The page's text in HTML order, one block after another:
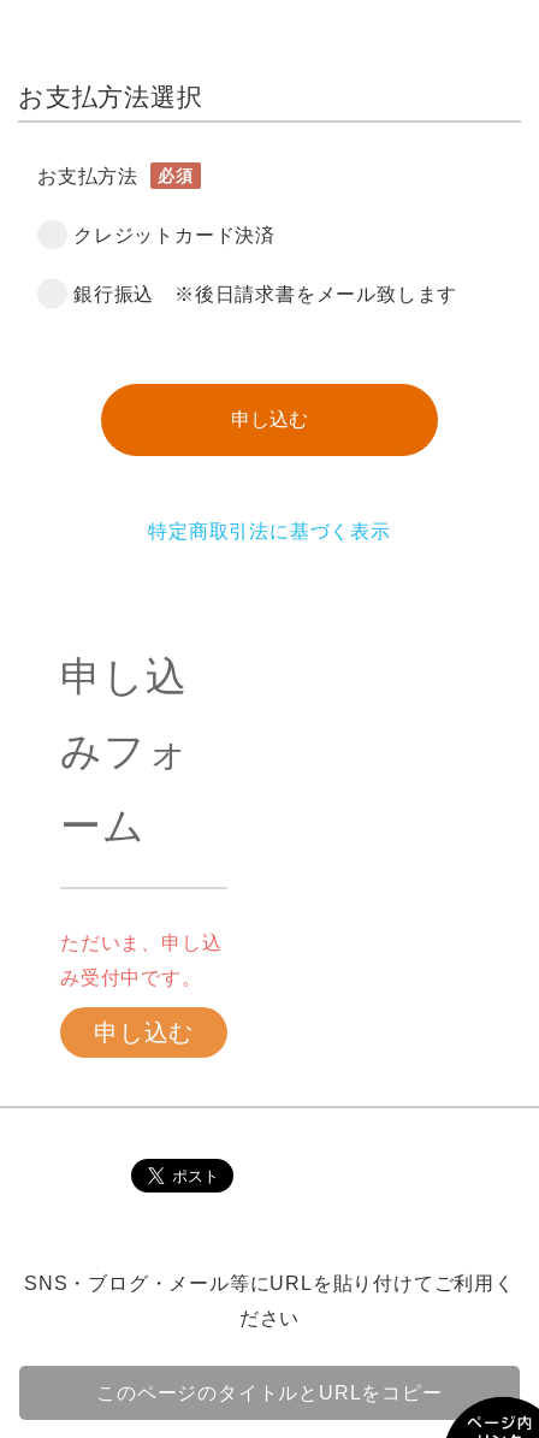
お支払方法選択
お支払方法 必須
クレジットカード決済
銀行振込 ※後日請求書をメール致します
申し込む
特定商取引法に基づく表示
申し込
みフォ
ーム
ただいま、申し込
み受付中です。
申し込む
SNS・ブログ・メール等にURLを貼り付けてご利用く
ださい
このページのタイトルとURLをコピー